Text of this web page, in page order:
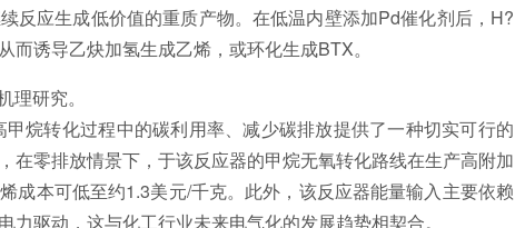
反应生成低价值的重质产物。在低温内壁添加Pd催化剂后，H?
诱导乙炔加氢生成乙烯，或环化生成BTX。
研究。
转化过程中的碳利用率、减少碳排放提供了一种切实可行的
在零排放情景下，于该反应器的甲烷无氧转化路线在生产高附加
成本可低至约1.3美元/千克。此外，该反应器能量输入主要依赖
驱动，这与化工行业未来电气化的发展趋势相契合。